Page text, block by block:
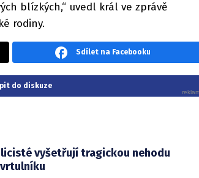
blízkých,“ uvedl král ve zprávě
rodiny.
Sdílet na Facebooku
do diskuze
vyšetřují tragickou nehodu